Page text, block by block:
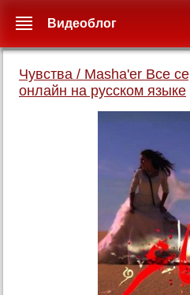
Чувства / Masha'er Все
онлайн на русском языке
Видеоблог